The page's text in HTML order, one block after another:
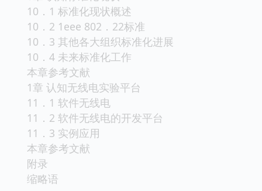
10．1 标准化现状概述
10．2 1eee 802．22标准
10．3 其他各大组织标准化进展
10．4 未来标准化工作
本章参考文献
1章 认知无线电实验平台
11．1 软件无线电
11．2 软件无线电的开发平台
11．3 实例应用
本章参考文献
附录
缩略语